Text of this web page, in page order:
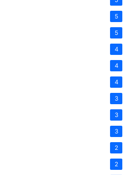
5
5
4
4
4
3
3
3
2
2